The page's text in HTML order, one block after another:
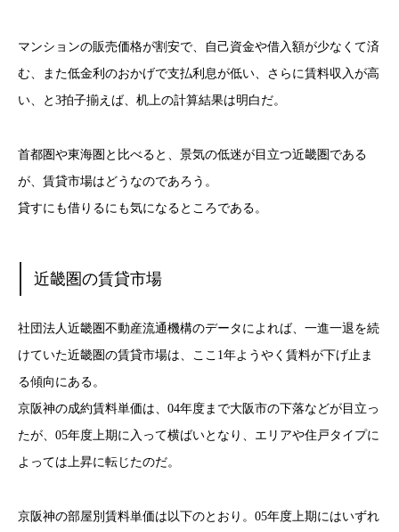
マンションの販売価格が割安で、自己資金や借入額が少なくて済
む、また低金利のおかげで支払利息が低い、さらに賃料収入が高
い、と3拍子揃えば、机上の計算結果は明白だ。
首都圏や東海圏と比べると、景気の低迷が目立つ近畿圏である
が、賃貸市場はどうなのであろう。
貸すにも借りるにも気になるところである。
近畿圏の賃貸市場
社団法人近畿圏不動産流通機構のデータによれば、一進一退を続
けていた近畿圏の賃貸市場は、ここ1年ようやく賃料が下げ止ま
る傾向にある。
京阪神の成約賃料単価は、04年度まで大阪市の下落などが目立っ
たが、05年度上期に入って横ばいとなり、エリアや住戸タイプに
よっては上昇に転じたのだ。
京阪神の部屋別賃料単価は以下のとおり。05年度上期にはいずれ